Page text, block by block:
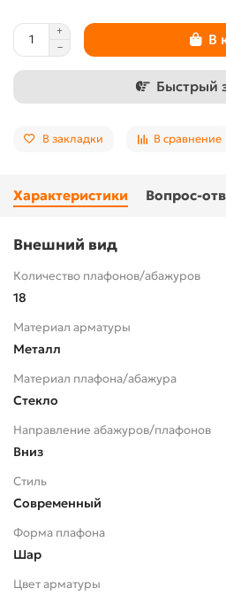
В
Быстрый
В закладки В сравнение
Характеристики Вопрос-
Внешний вид
Количество плафонов/абажуров
18
Материал арматуры
Металл
Материал плафона/абажура
Стекло
Направление абажуров/плафонов
Вниз
Стиль
Современный
Форма плафона
Шар
Цвет арматуры